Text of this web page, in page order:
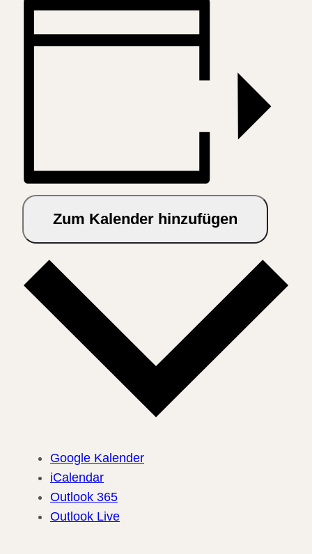
Zum Kalender hinzufügen
Google Kalender
iCalendar
Outlook 365
Outlook Live